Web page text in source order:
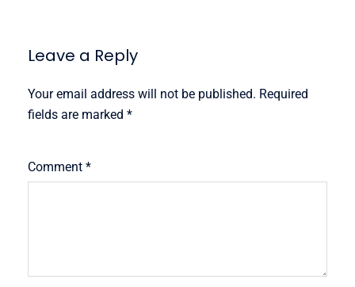
Leave a Reply
Your email address will not be published. Required
fields are marked *
Comment *